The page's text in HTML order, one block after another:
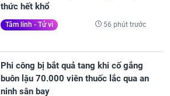
thức hết khổ
Tâm linh - Tử vi 56 phút trước
Phi công bị bắt quả tang khi cố gắng
buôn lậu 70.000 viên thuốc lắc qua an
ninh sân bay